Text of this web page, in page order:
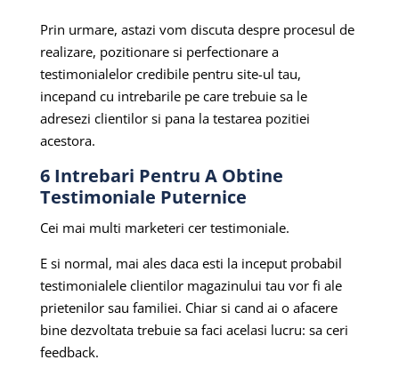
Prin urmare, astazi vom discuta despre procesul de
realizare, pozitionare si perfectionare a
testimonialelor credibile pentru site-ul tau,
incepand cu intrebarile pe care trebuie sa le
adresezi clientilor si pana la testarea pozitiei
acestora.
6 Intrebari Pentru A Obtine
Testimoniale Puternice
Cei mai multi marketeri cer testimoniale.
E si normal, mai ales daca esti la inceput probabil
testimonialele clientilor magazinului tau vor fi ale
prietenilor sau familiei. Chiar si cand ai o afacere
bine dezvoltata trebuie sa faci acelasi lucru: sa ceri
feedback.